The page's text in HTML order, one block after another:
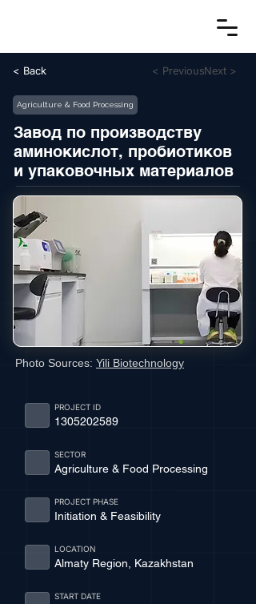
< Back < PreviousNext >
Agriculture & Food Processing
Завод по производству
аминокислот, пробиотиков
и упаковочных материалов
Photo Sources: Yili Biotechnology
1305202589
PROJECT ID
Agriculture & Food Processing
SECTOR
Initiation & Feasibility
PROJECT PHASE
Almaty Region, Kazakhstan
LOCATION
START DATE